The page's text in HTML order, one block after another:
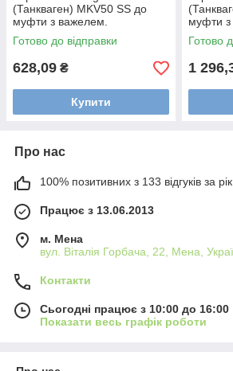
(Танкваген) MKV50 SS до
муфти з важелем.
Нержавійка
Готово до відправки
628,09 ₴
Купити
муфти з
Готово
1
Про нас
100% позитивних з 133 відгуків за рік
Працює з 13.06.2013
м. Мена
вул. Віталія Горбача, 22, Мена,
Контакти
Сьогодні працює з 10:00 до 16:00
Показати весь графік роботи